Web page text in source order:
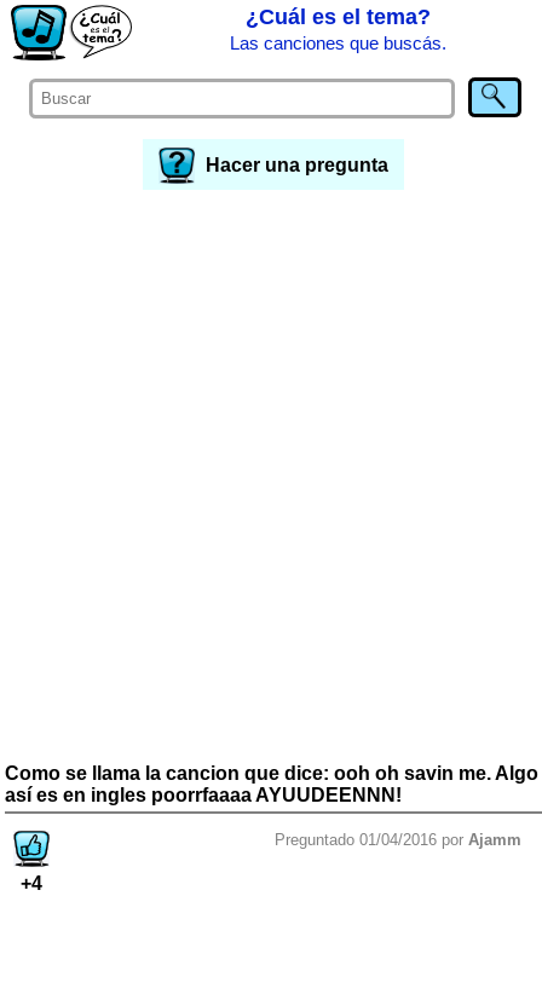
¿Cuál es el tema?
Las canciones que buscás.
Hacer una pregunta
Como se llama la cancion que dice: ooh oh savin me. Algo
así es en ingles poorrfaaaa AYUUDEENNN!
+4
Preguntado 01/04/2016 por Ajamm